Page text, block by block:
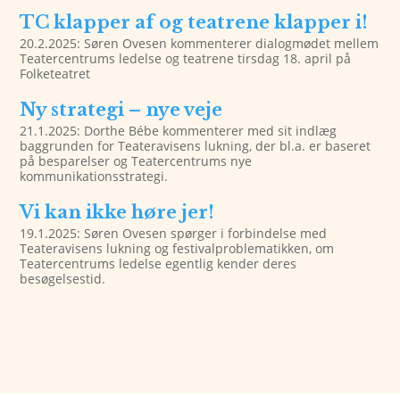
TC klapper af og teatrene klapper i!
20.2.2025: Søren Ovesen kommenterer dialogmødet mellem
Teatercentrums ledelse og teatrene tirsdag 18. april på
Folketeatret
Ny strategi – nye veje
21.1.2025: Dorthe Bébe kommenterer med sit indlæg
baggrunden for Teateravisens lukning, der bl.a. er baseret
på besparelser og Teatercentrums nye
kommunikationsstrategi.
Vi kan ikke høre jer!
19.1.2025: Søren Ovesen spørger i forbindelse med
Teateravisens lukning og festivalproblematikken, om
Teatercentrums ledelse egentlig kender deres
besøgelsestid.